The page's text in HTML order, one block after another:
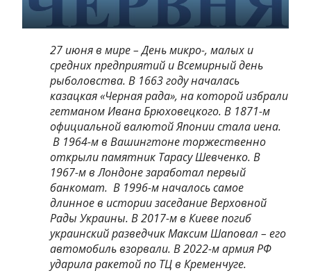
27 июня в мире – День микро-, малых и
средних предприятий и Всемирный день
рыболовства. В 1663 году началась
казацкая «Черная рада», на которой избрали
гетманом Ивана Брюховецкого. В 1871-м
официальной валютой Японии стала иена.
В 1964-м в Вашингтоне торжественно
открыли памятник Тарасу Шевченко. В
1967-м в Лондоне заработал первый
банкомат. В 1996-м началось самое
длинное в истории заседание Верховной
Рады Украины. В 2017-м в Киеве погиб
украинский разведчик Максим Шаповал – его
автомобиль взорвали. В 2022-м армия РФ
ударила ракетой по ТЦ в Кременчуге.